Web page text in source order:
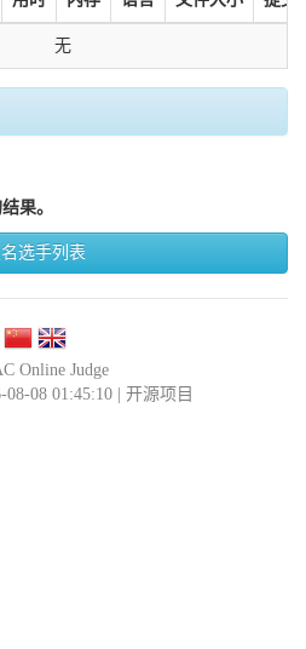
无
果。
选手列表
Online Judge
08 01:45:10 | 开源项目